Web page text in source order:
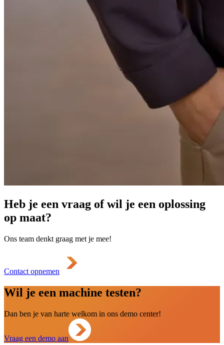
Heb je een vraag of wil je een oplossing
op maat?
Ons team denkt graag met je mee!
Contact opnemen
Wil je een machine testen?
Dan ben je van harte welkom in ons demo center!
Vraag een demo aan